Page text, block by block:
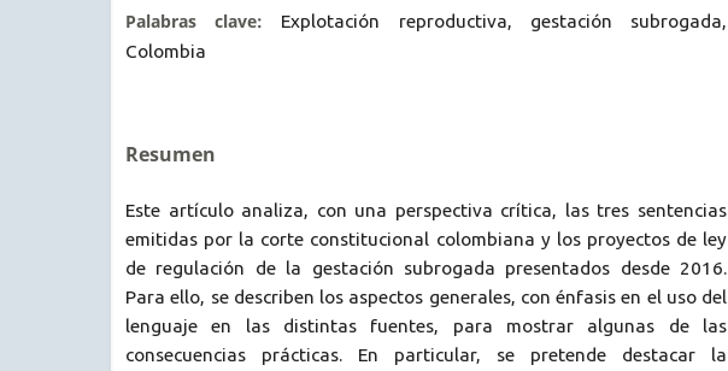
Palabras clave: Explotación reproductiva, gestación subrogada,
Colombia
Resumen
Este artículo analiza, con una perspectiva crítica, las tres sentencias
emitidas por la corte constitucional colombiana y los proyectos de ley
de regulación de la gestación subrogada presentados desde 2016.
Para ello, se describen los aspectos generales, con énfasis en el uso del
lenguaje en las distintas fuentes, para mostrar algunas de las
consecuencias prácticas. En particular, se pretende destacar la